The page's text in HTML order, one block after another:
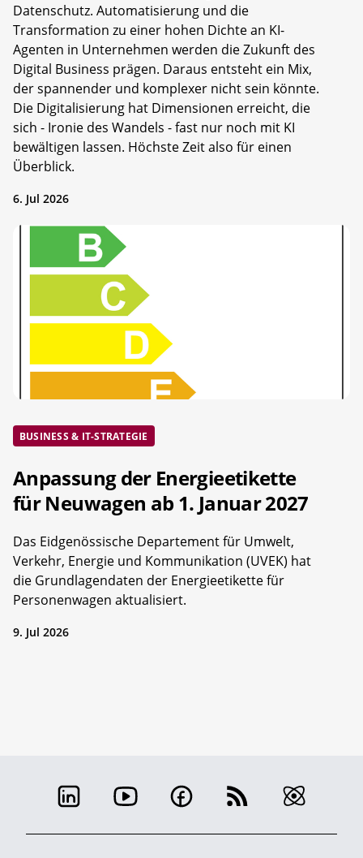
Datenschutz. Automatisierung und die
Transformation zu einer hohen Dichte an KI-
Agenten in Unternehmen werden die Zukunft des
Digital Business prägen. Daraus entsteht ein Mix,
der spannender und komplexer nicht sein könnte.
Die Digitalisierung hat Dimensionen erreicht, die
sich - Ironie des Wandels - fast nur noch mit KI
bewältigen lassen. Höchste Zeit also für einen
Überblick.
6. Jul 2026
BUSINESS & IT-STRATEGIE
Anpassung der Energieetikette
für Neuwagen ab 1. Januar 2027
Das Eidgenössische Departement für Umwelt,
Verkehr, Energie und Kommunikation (UVEK) hat
die Grundlagendaten der Energieetikette für
Personenwagen aktualisiert.
9. Jul 2026